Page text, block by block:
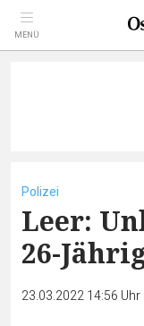
MENÜ
Polizei
Leer:
26-
23.03.2022 14:56 Uhr